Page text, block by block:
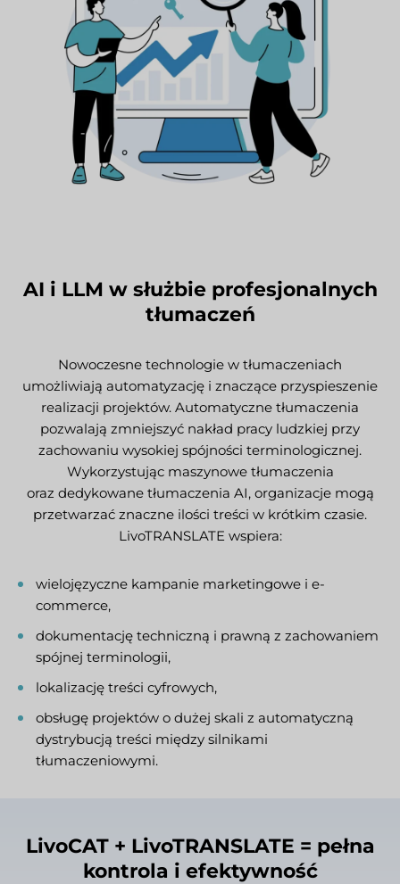
AI i LLM w służbie profesjonalnych
tłumaczeń
Nowoczesne technologie w tłumaczeniach
umożliwiają automatyzację i znaczące przyspieszenie
realizacji projektów. Automatyczne tłumaczenia
pozwalają zmniejszyć nakład pracy ludzkiej przy
zachowaniu wysokiej spójności terminologicznej.
Wykorzystując maszynowe tłumaczenia
oraz dedykowane tłumaczenia AI, organizacje mogą
przetwarzać znaczne ilości treści w krótkim czasie.
LivoTRANSLATE wspiera:
wielojęzyczne kampanie marketingowe i e-
commerce,
dokumentację techniczną i prawną z zachowaniem
spójnej terminologii,
lokalizację treści cyfrowych,
obsługę projektów o dużej skali z automatyczną
dystrybucją treści między silnikami
tłumaczeniowymi.
LivoCAT + LivoTRANSLATE = pełna
kontrola i efektywność